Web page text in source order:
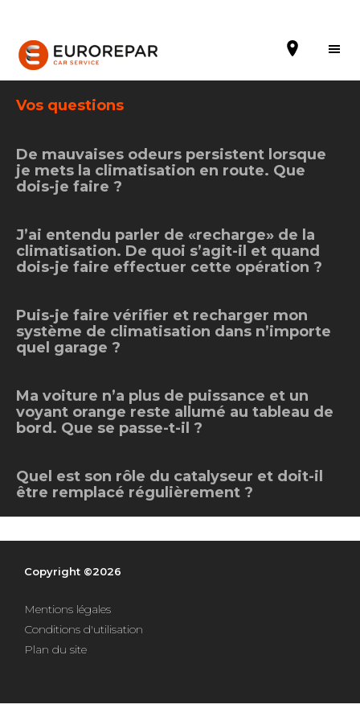
Prendre un rendez-vous
Notre enseigne
Notre actualité
Nos prestations
Tous les garages
Intégrer le réseau
Vos questions
De mauvaises odeurs persistent lorsque
je mets la climatisation en route. Que
dois-je faire ?
J’ai entendu parler de «recharge» de la
climatisation. De quoi s’agit-il et quand
dois-je faire effectuer cette opération ?
Puis-je faire vérifier et recharger mon
système de climatisation dans n’importe
quel garage ?
Ma voiture n’a plus de puissance et un
voyant orange reste allumé au tableau de
bord. Que se passe-t-il ?
Quel est son rôle du catalyseur et doit-il
être remplacé régulièrement ?
Copyright ©2026
Mentions légales
Conditions d'utilisation
Plan du site